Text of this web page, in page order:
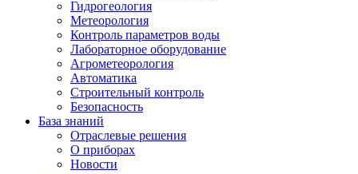
Гидрогеология
Метеорология
Контроль параметров воды
Лабораторное оборудование
Агрометеорология
Автоматика
Строительный контроль
Безопасность
База знаний
Отраслевые решения
О приборах
Новости